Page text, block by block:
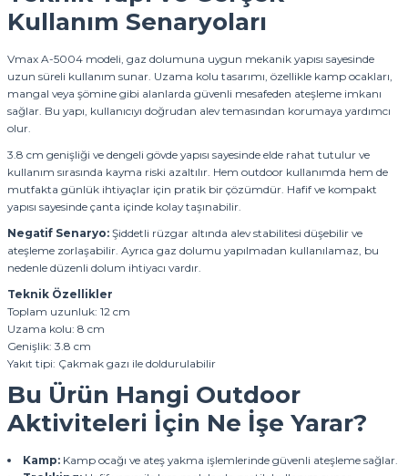
Kullanım Senaryoları
Vmax A-5004 modeli, gaz dolumuna uygun mekanik yapısı sayesinde
uzun süreli kullanım sunar. Uzama kolu tasarımı, özellikle kamp ocakları,
mangal veya şömine gibi alanlarda güvenli mesafeden ateşleme imkanı
sağlar. Bu yapı, kullanıcıyı doğrudan alev temasından korumaya yardımcı
olur.
3.8 cm genişliği ve dengeli gövde yapısı sayesinde elde rahat tutulur ve
kullanım sırasında kayma riski azaltılır. Hem outdoor kullanımda hem de
mutfakta günlük ihtiyaçlar için pratik bir çözümdür. Hafif ve kompakt
yapısı sayesinde çanta içinde kolay taşınabilir.
Negatif Senaryo: Şiddetli rüzgar altında alev stabilitesi düşebilir ve
ateşleme zorlaşabilir. Ayrıca gaz dolumu yapılmadan kullanılamaz, bu
nedenle düzenli dolum ihtiyacı vardır.
Teknik Özellikler
Toplam uzunluk: 12 cm
Uzama kolu: 8 cm
Genişlik: 3.8 cm
Yakıt tipi: Çakmak gazı ile doldurulabilir
Bu Ürün Hangi Outdoor
Aktiviteleri İçin Ne İşe Yarar?
Kamp:Kamp ocağı ve ateş yakma işlemlerinde güvenli ateşleme sağlar.